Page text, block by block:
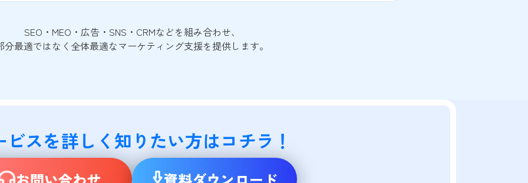
SEO・MEO・広告・SNS・CRMなどを組み合わせ、
分最適ではなく全体最適なマーケティング支援を提供します。
ビスを詳しく知りたい方はコチラ！